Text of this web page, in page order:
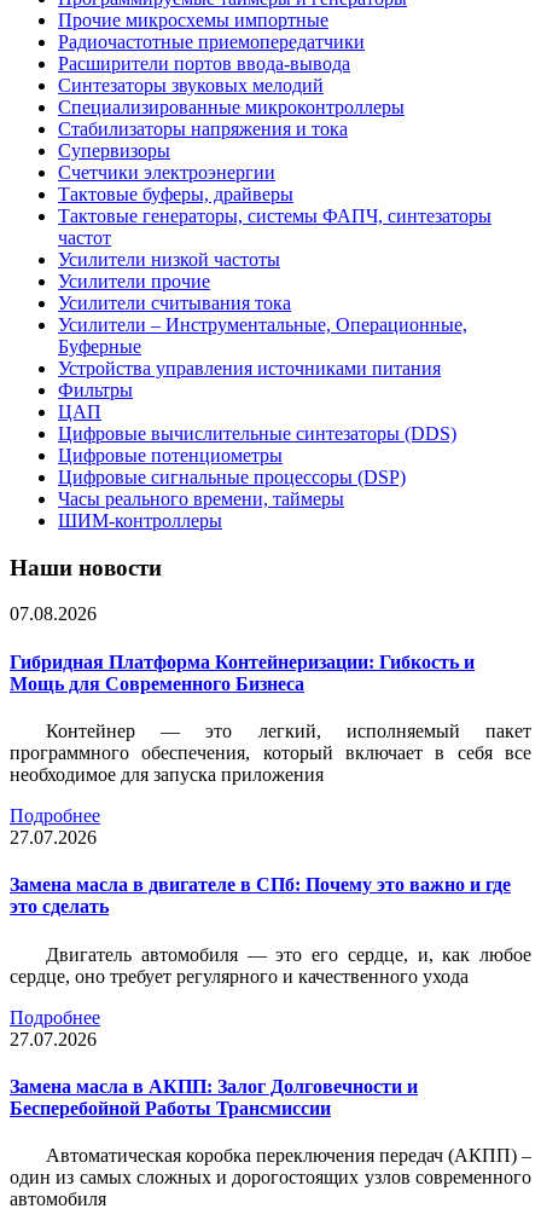
Прочие микросхемы импортные
Радиочастотные приемопередатчики
Расширители портов ввода-вывода
Синтезаторы звуковых мелодий
Специализированные микроконтроллеры
Стабилизаторы напряжения и тока
Супервизоры
Счетчики электроэнергии
Тактовые буферы, драйверы
Тактовые генераторы, системы ФАПЧ, синтезаторы
частот
Усилители низкой частоты
Усилители прочие
Усилители считывания тока
Усилители – Инструментальные, Операционные,
Буферные
Устройства управления источниками питания
Фильтры
ЦАП
Цифровые вычислительные синтезаторы (DDS)
Цифровые потенциометры
Цифровые сигнальные процессоры (DSP)
Часы реального времени, таймеры
ШИМ-контроллеры
Наши новости
07.08.2026
Гибридная Платформа Контейнеризации: Гибкость и
Мощь для Современного Бизнеса
Контейнер — это легкий, исполняемый пакет
программного обеспечения, который включает в себя все
необходимое для запуска приложения
Подробнее
27.07.2026
Замена масла в двигателе в СПб: Почему это важно и где
это сделать
Двигатель автомобиля — это его сердце, и, как любое
сердце, оно требует регулярного и качественного ухода
Подробнее
27.07.2026
Замена масла в АКПП: Залог Долговечности и
Бесперебойной Работы Трансмиссии
Автоматическая коробка переключения передач (АКПП) –
один из самых сложных и дорогостоящих узлов современного
автомобиля